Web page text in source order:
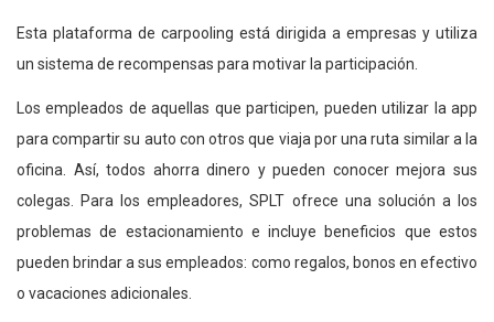
Esta plataforma de carpooling está dirigida a empresas y utiliza
un sistema de recompensas para motivar la participación.
Los empleados de aquellas que participen, pueden utilizar la app
para compartir su auto con otros que viaja por una ruta similar a la
oficina. Así, todos ahorra dinero y pueden conocer mejora sus
colegas. Para los empleadores, SPLT ofrece una solución a los
problemas de estacionamiento e incluye beneficios que estos
pueden brindar a sus empleados: como regalos, bonos en efectivo
o vacaciones adicionales.